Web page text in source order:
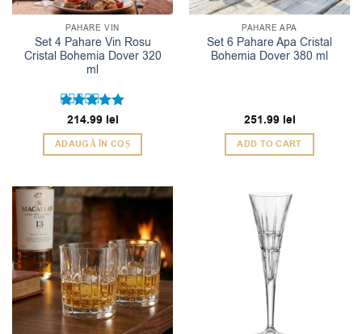
PAHARE VIN
Set 4 Pahare Vin Rosu
Cristal Bohemia Dover 320
ml
Evaluat la
5din 5
214.99 lei
ADAUGĂ ÎN COȘ
PAHARE APA
Set 6 Pahare Apa Cristal
Bohemia Dover 380 ml
251.99 lei
ADD TO CART